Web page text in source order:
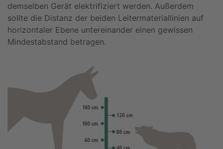
demselben Gerät elektrifiziert werden. Außerdem
sollte die Distanz der beiden Leitermateriallinien auf
horizontaler Ebene untereinander einen gewissen
Mindestabstand betragen.